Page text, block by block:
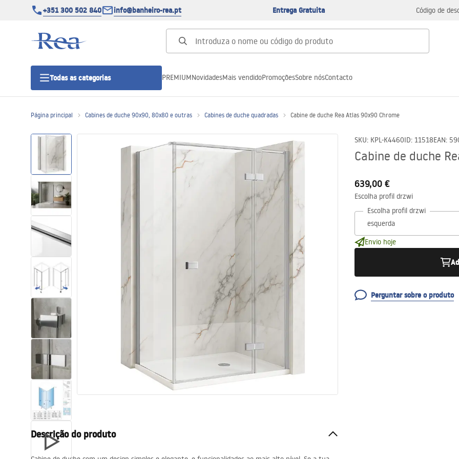
+351 300 502 840 info@banheiro-rea.pt Entrega Gratuita Código de
Todas as categorias
outras
Bases de duche de casa de banho
Sumidouros de duche
Sanitas, lavatórios
Lava-louças e lavatórios de casa
de banho
Cabinas de duche de casa de
banho
Misturadores de casa de banho
Chuveiros de casa de banho
Cozinha
Acessórios de casa de banho,
PREMIUMNovidadesMais vendidoPromoçõesSobre nósContacto
Página principal Cabines de duche 90x90, 80x80 e outras Cabines de duche quadradas Cabine de duche Rea Atlas 90x90 Chrome
SKU: KPL-K4460ID: 11518EAN:
Cabine de duche
639,00 €
Escolha profil drzwi
Escolha profil drzwi
Envio hoje
Perguntar sobre o produto
Descrição do produto